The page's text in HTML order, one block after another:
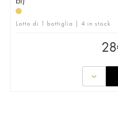
Lotto di 1 bottiglia | 4 in stock
28